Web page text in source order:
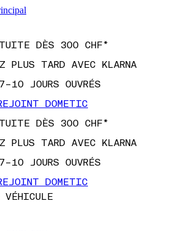
PLUS TARD AVEC KLARNA
JOURS OUVRÉS
DOMETIC
DÈS 300 CHF*
PLUS TARD AVEC KLARNA
JOURS OUVRÉS
DOMETIC
VÉHICULE